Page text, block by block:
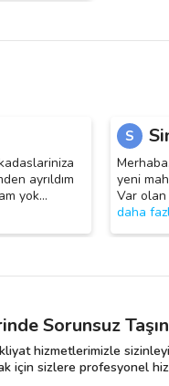
ayrıldım
yok…
S
yeni
Var olan
daha
Sorunsuz
hizmetlerimizle
için sizlere profesyonel